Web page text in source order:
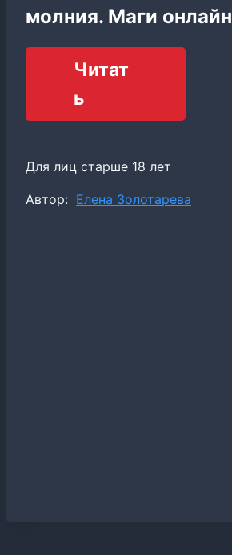
молния. Маги онлайн
Читат
ь
Для лиц старше 18 лет
Метки
Автор: Елена Золотарева